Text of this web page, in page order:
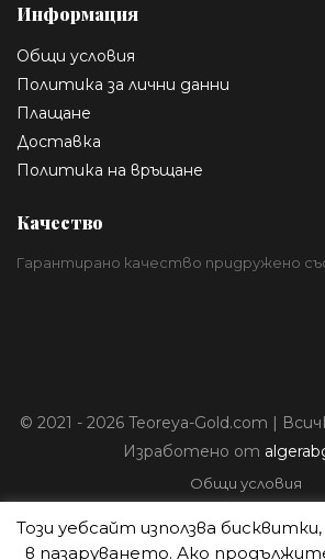
Информация
Общи условия
Политика за лични данни
Плащане
Доставка
Политика на връщане
Качество
Гарантирано качество придружено
© 2021 - 2026 Teoreya-Gold.com |
Изработено от
Общи условия
Политика за лични
Плащане
Доставка
Този уебсайт използва
в пазаруването. Ако